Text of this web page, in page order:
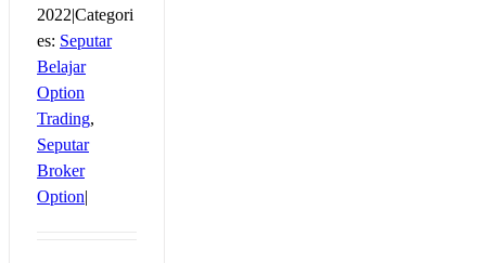
2022|Categori
es: Seputar
Belajar
Option
Trading,
Seputar
Broker
Option|